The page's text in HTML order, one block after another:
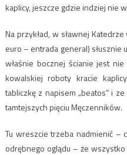
kaplicy, jeszcze gdzie indziej nie
Na przykład, w sławnej
euro – entrada general) słusznie
właśnie bocznej ścianie jest
kowalskiej roboty kracie
tabliczkę z napisem „beatos” i
tamtejszych pięciu Męczenników.
Tu wreszcie trzeba nadmienić –
odrębnego oglądu – że